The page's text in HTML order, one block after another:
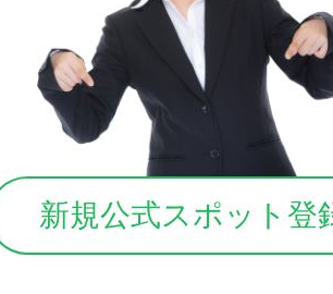
新規公式スポット登